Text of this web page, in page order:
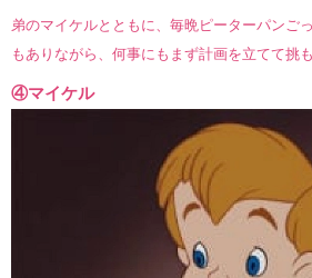
弟のマイケルとともに、毎晩ピーターパンご
もありながら、何事にもまず計画を立てて挑
④マイケル